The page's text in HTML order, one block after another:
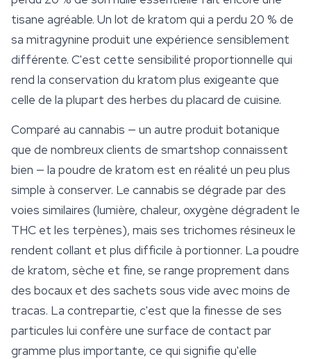
tisane agréable. Un lot de kratom qui a perdu 20 % de
sa mitragynine produit une expérience sensiblement
différente. C'est cette sensibilité proportionnelle qui
rend la conservation du kratom plus exigeante que
celle de la plupart des herbes du placard de cuisine.
Comparé au cannabis — un autre produit botanique
que de nombreux clients de smartshop connaissent
bien — la poudre de kratom est en réalité un peu plus
simple à conserver. Le cannabis se dégrade par des
voies similaires (lumière, chaleur, oxygène dégradent le
THC et les terpènes), mais ses trichomes résineux le
rendent collant et plus difficile à portionner. La poudre
de kratom, sèche et fine, se range proprement dans
des bocaux et des sachets sous vide avec moins de
tracas. La contrepartie, c'est que la finesse de ses
particules lui confère une surface de contact par
gramme plus importante, ce qui signifie qu'elle